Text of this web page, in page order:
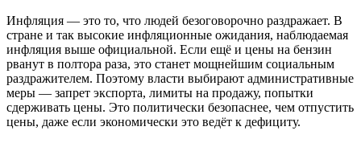
Инфляция — это то, что людей безоговорочно раздражает. В
стране и так высокие инфляционные ожидания, наблюдаемая
инфляция выше официальной. Если ещё и цены на бензин
рванут в полтора раза, это станет мощнейшим социальным
раздражителем. Поэтому власти выбирают административные
меры — запрет экспорта, лимиты на продажу, попытки
сдерживать цены. Это политически безопаснее, чем отпустить
цены, даже если экономически это ведёт к дефициту.